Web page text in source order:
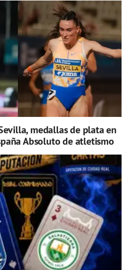
medallas de plata en
Absoluto de atletismo